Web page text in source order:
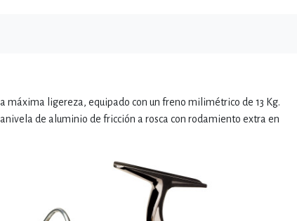
ligereza, equipado con un freno milimétrico de 13 Kg.
de aluminio de fricción a rosca con rodamiento extra en